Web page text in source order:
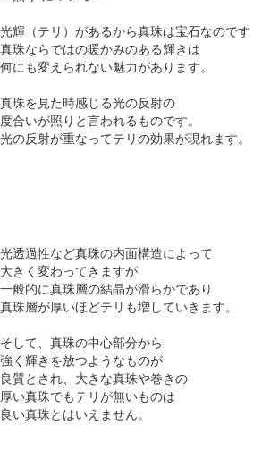
光輝（テリ）があるから真珠は宝石なのです
真珠ならではの暖かみのある輝きは
何にも変えられない魅力があります。
真珠を見た時感じる光の反射の
度合いが照りと言われるものです。
光の反射が重なってテリの効果が現れます。
光透過性など真珠の内面構造によって
大きく変わってきますが
一般的に真珠層の結晶が滑らかであり
真珠層が厚いほどテリも増していきます。
そして、真珠の中心部分から
強く輝きを放つようなものが
良質とされ、大きな真珠や巻きの
厚い真珠でもテリが無いものは
良い真珠とはいえません。